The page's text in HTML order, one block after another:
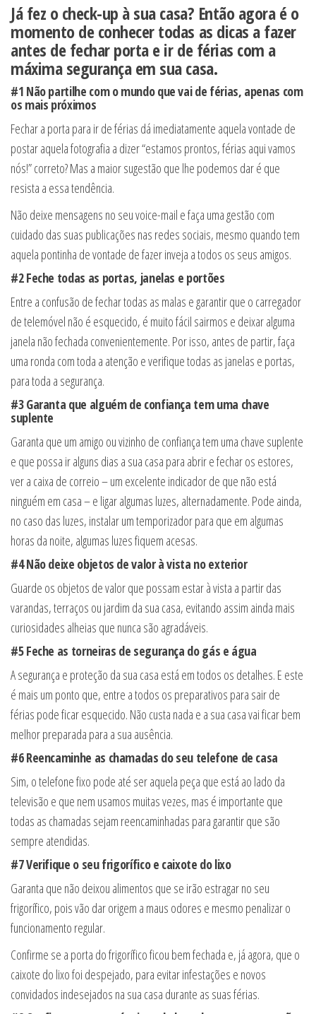
Já fez o check-up à sua casa? Então agora é o
momento de conhecer todas as dicas a fazer
antes de fechar porta e ir de férias com a
máxima segurança em sua casa.
#1 Não partilhe com o mundo que vai de férias, apenas com
os mais próximos
Fechar a porta para ir de férias dá imediatamente aquela vontade de
postar aquela fotografia a dizer “estamos prontos, férias aqui vamos
nós!” correto? Mas a maior sugestão que lhe podemos dar é que
resista a essa tendência.
Não deixe mensagens no seu voice-mail e faça uma gestão com
cuidado das suas publicações nas redes sociais, mesmo quando tem
aquela pontinha de vontade de fazer inveja a todos os seus amigos.
#2 Feche todas as portas, janelas e portões
Entre a confusão de fechar todas as malas e garantir que o carregador
de telemóvel não é esquecido, é muito fácil sairmos e deixar alguma
janela não fechada convenientemente. Por isso, antes de partir, faça
uma ronda com toda a atenção e verifique todas as janelas e portas,
para toda a segurança.
#3 Garanta que alguém de confiança tem uma chave
suplente
Garanta que um amigo ou vizinho de confiança tem uma chave suplente
e que possa ir alguns dias a sua casa para abrir e fechar os estores,
ver a caixa de correio – um excelente indicador de que não está
ninguém em casa – e ligar algumas luzes, alternadamente. Pode ainda,
no caso das luzes, instalar um temporizador para que em algumas
horas da noite, algumas luzes fiquem acesas.
#4 Não deixe objetos de valor à vista no exterior
Guarde os objetos de valor que possam estar à vista a partir das
varandas, terraços ou jardim da sua casa, evitando assim ainda mais
curiosidades alheias que nunca são agradáveis.
#5 Feche as torneiras de segurança do gás e água
A segurança e proteção da sua casa está em todos os detalhes. E este
é mais um ponto que, entre a todos os preparativos para sair de
férias pode ficar esquecido. Não custa nada e a sua casa vai ficar bem
melhor preparada para a sua ausência.
#6 Reencaminhe as chamadas do seu telefone de casa
Sim, o telefone fixo pode até ser aquela peça que está ao lado da
televisão e que nem usamos muitas vezes, mas é importante que
todas as chamadas sejam reencaminhadas para garantir que são
sempre atendidas.
#7 Verifique o seu frigorífico e caixote do lixo
Garanta que não deixou alimentos que se irão estragar no seu
frigorífico, pois vão dar origem a maus odores e mesmo penalizar o
funcionamento regular.
Confirme se a porta do frigorífico ficou bem fechada e, já agora, que o
caixote do lixo foi despejado, para evitar infestações e novos
convidados indesejados na sua casa durante as suas férias.